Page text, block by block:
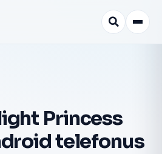
Princess
telefonus